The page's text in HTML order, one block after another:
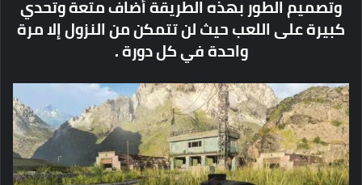
وتصميم الطور بهذه الطريقة أضاف متعة وتحدي
كبيرة على اللعب حيث لن تتمكن من النزول إلا مرة
واحدة في كل دورة .